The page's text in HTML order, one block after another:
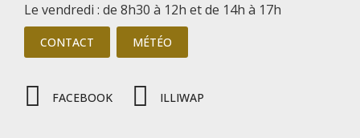
Le vendredi : de 8h30 à 12h et de 14h à 17h
CONTACT MÉTÉO
FACEBOOK ILLIWAP